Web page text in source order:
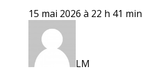
15 mai 2026 à 22 h 41 min
LM